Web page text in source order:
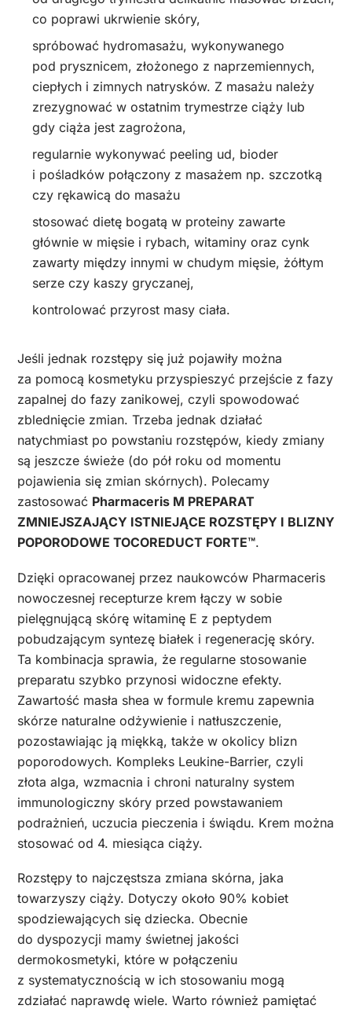
co poprawi ukrwienie skóry,
spróbować hydromasażu, wykonywanego
pod prysznicem, złożonego z naprzemiennych,
ciepłych i zimnych natrysków. Z masażu należy
zrezygnować w ostatnim trymestrze ciąży lub
gdy ciąża jest zagrożona,
regularnie wykonywać peeling ud, bioder
i pośladków połączony z masażem np. szczotką
czy rękawicą do masażu
stosować dietę bogatą w proteiny zawarte
głównie w mięsie i rybach, witaminy oraz cynk
zawarty między innymi w chudym mięsie, żółtym
serze czy kaszy gryczanej,
kontrolować przyrost masy ciała.
Jeśli jednak rozstępy się już pojawiły można
za pomocą kosmetyku przyspieszyć przejście z fazy
zapalnej do fazy zanikowej, czyli spowodować
zblednięcie zmian. Trzeba jednak działać
natychmiast po powstaniu rozstępów, kiedy zmiany
są jeszcze świeże (do pół roku od momentu
pojawienia się zmian skórnych). Polecamy
zastosować Pharmaceris M PREPARAT
ZMNIEJSZAJĄCY ISTNIEJĄCE ROZSTĘPY I BLIZNY
POPORODOWE TOCOREDUCT FORTE™.
Dzięki opracowanej przez naukowców Pharmaceris
nowoczesnej recepturze krem łączy w sobie
pielęgnującą skórę witaminę E z peptydem
pobudzającym syntezę białek i regenerację skóry.
Ta kombinacja sprawia, że regularne stosowanie
preparatu szybko przynosi widoczne efekty.
Zawartość masła shea w formule kremu zapewnia
skórze naturalne odżywienie i natłuszczenie,
pozostawiając ją miękką, także w okolicy blizn
poporodowych. Kompleks Leukine-Barrier, czyli
złota alga, wzmacnia i chroni naturalny system
immunologiczny skóry przed powstawaniem
podrażnień, uczucia pieczenia i świądu. Krem można
stosować od 4. miesiąca ciąży.
Rozstępy to najczęstsza zmiana skórna, jaka
towarzyszy ciąży. Dotyczy około 90% kobiet
spodziewających się dziecka. Obecnie
do dyspozycji mamy świetnej jakości
dermokosmetyki, które w połączeniu
z systematycznością w ich stosowaniu mogą
zdziałać naprawdę wiele. Warto również pamiętać